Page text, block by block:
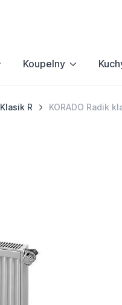
Koupelny
Klasik R KORADO Radik